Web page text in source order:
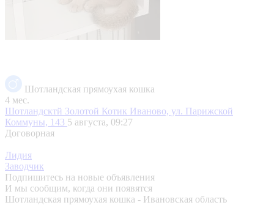
Шотландская прямоухая кошка
4 мес.
Шотландсктй Золотой Котик Иваново, ул. Парижской
Коммуны, 143 5 августа, 09:27
Договорная
Лидия
Заводчик
Подпишитесь на новые объявления
И мы сообщим, когда они появятся
Шотландская прямоухая кошка - Ивановская область